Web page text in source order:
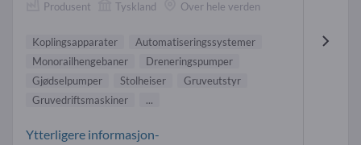
Produsent Tyskland Over hele verden
Koplingsapparater
Automatiseringssystemer
Monorailhengebaner
Dreneringspumper
Gjødselpumper
Stolheiser
Gruveutstyr
Gruvedriftsmaskiner
...
Ytterligere informasjon-